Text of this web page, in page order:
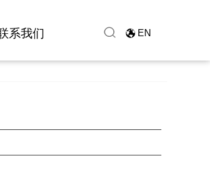
系我们 EN